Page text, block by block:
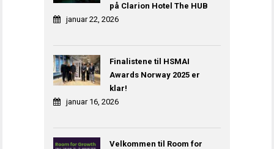
på Clarion Hotel The HUB
januar 22, 2026
Finalistene til HSMAI
Awards Norway 2025 er
klar!
januar 16, 2026
Velkommen til Room for